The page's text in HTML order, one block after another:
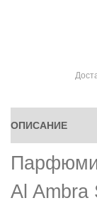
ОПИСАНИЕ
Al Ambra